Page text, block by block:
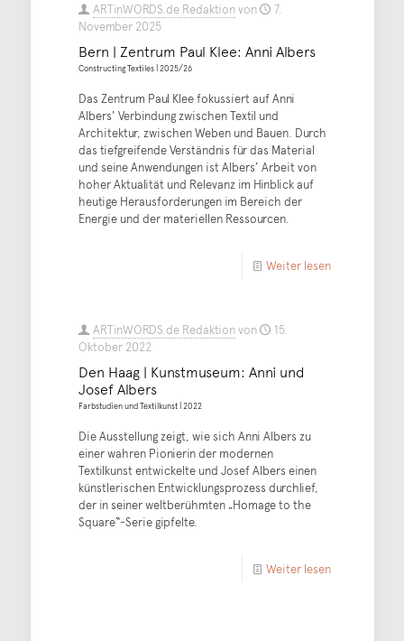
ARTinWORDS.de Redaktionvon
7.
November 2025
Bern | Zentrum Paul Klee: Anni Albers
Constructing Textiles | 2025/26
Das Zentrum Paul Klee fokussiert auf Anni
Albers' Verbindung zwischen Textil und
Architektur, zwischen Weben und Bauen. Durch
das tiefgreifende Verständnis für das Material
und seine Anwendungen ist Albers’ Arbeit von
hoher Aktualität und Relevanz im Hinblick auf
heutige Herausforderungen im Bereich der
Energie und der materiellen Ressourcen.
Weiter lesen
ARTinWORDS.de Redaktionvon
15.
Oktober 2022
Den Haag | Kunstmuseum: Anni und
Josef Albers
Farbstudien und Textilkunst | 2022
Die Ausstellung zeigt, wie sich Anni Albers zu
einer wahren Pionierin der modernen
Textilkunst entwickelte und Josef Albers einen
künstlerischen Entwicklungsprozess durchlief,
der in seiner weltberühmten „Homage to the
Square“-Serie gipfelte.
Weiter lesen